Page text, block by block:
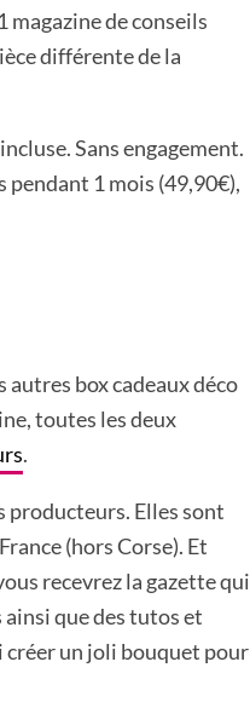
magazine de conseils
différente de la
Sans engagement.
pendant 1 mois (49,90€),
autres box cadeaux déco
toutes les deux
.
Elles sont
(hors Corse). Et
recevrez la gazette qui
que des tutos et
créer un joli bouquet pour